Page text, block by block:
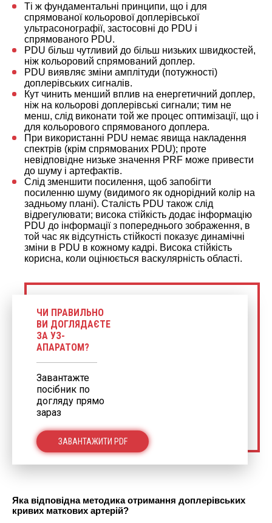
Ті ж фундаментальні принципи, що і для
спрямованої кольорової доплерівської
ультрасонографії, застосовні до PDU і
спрямованого PDU.
PDU більш чутливий до більш низьких швидкостей,
ніж кольоровий спрямований доплер.
PDU виявляє зміни амплітуди (потужності)
доплерівських сигналів.
Кут чинить менший вплив на енергетичний доплер,
ніж на кольорові доплерівські сигнали; тим не
менш, слід виконати той же процес оптимізації, що і
для кольорового спрямованого доплера.
При використанні PDU немає явища накладення
спектрів (крім спрямованих PDU); проте
невідповідне низьке значення PRF може привести
до шуму і артефактів.
Слід зменшити посилення, щоб запобігти
посиленню шуму (видимого як однорідний колір на
задньому плані). Сталість PDU також слід
відрегулювати; висока стійкість додає інформацію
PDU до інформації з попереднього зображення, в
той час як відсутність стійкості показує динамічні
зміни в PDU в кожному кадрі. Висока стійкість
корисна, коли оцінюється васкулярність області.
ЧИ ПРАВИЛЬНО
ВИ ДОГЛЯДАЄТЕ
ЗА УЗ-
АПАРАТОМ?
Завантажте
посібник по
догляду прямо
зараз
ЗАВАНТАЖИТИ PDF
Яка відповідна методика отримання доплерівських
кривих маткових артерій?